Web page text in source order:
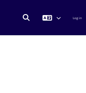
TOGGLE Log in